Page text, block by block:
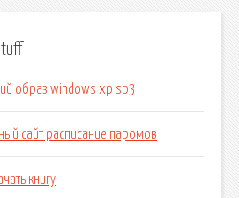
образ windows xp sp3
сайт расписание паромов
книгу